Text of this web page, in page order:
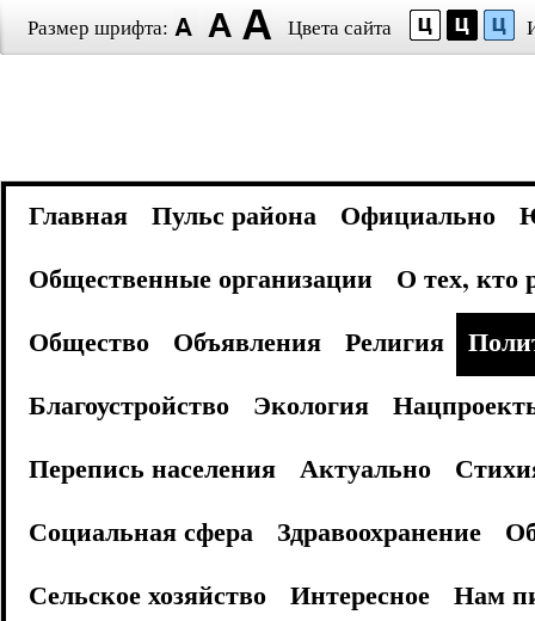
Размер шрифта: Цвета сайта
Главная Пульс района Официально
Общественные организации
О тех, кто
Общество
Объявления Религия
Благоустройство
Экология
Перепись населения
Актуально
Социальная сфера
Здравоохранение
Сельское хозяйство
Интересное
Нам